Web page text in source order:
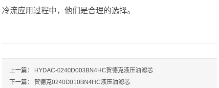
冷流应用过程中，他们是合理的选择。
上一篇：
HYDAC-0240D003BN4HC贺德克液压油滤芯
下一篇：贺德克0240D010BN4HC液压油滤芯